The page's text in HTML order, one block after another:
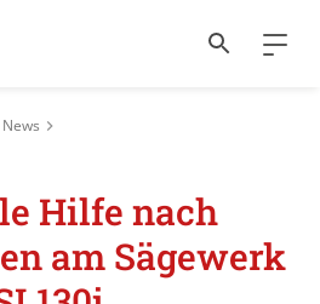
News
Hilfe nach
am Sägewerk